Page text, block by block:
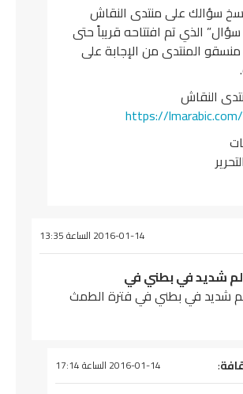
على منتدى النقاش
الذي تم افتتاحه قريباً حتى
المنتدى من الإجابة على
https://
2016-01-14 الساعة 13:35
في بطني في
في بطني في فترة الطمث
2016-01-14 الساعة 17:14